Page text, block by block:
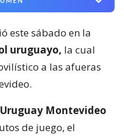
este sábado en la
uruguayo, la cual
a las afueras
Uruguay Montevideo
de juego, el